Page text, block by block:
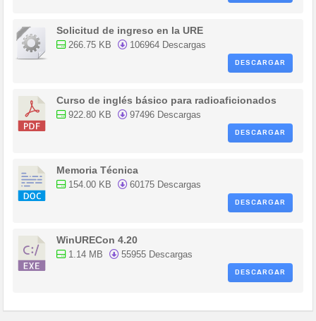
Solicitud de ingreso en la URE
266.75 KB
106964 Descargas
DESCARGAR
Curso de inglés básico para radioaficionados
922.80 KB
97496 Descargas
DESCARGAR
Memoria Técnica
154.00 KB
60175 Descargas
DESCARGAR
WinURECon 4.20
1.14 MB
55955 Descargas
DESCARGAR